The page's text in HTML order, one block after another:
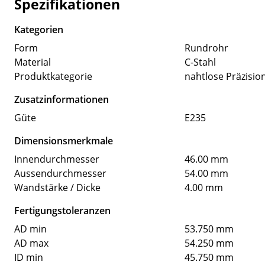
Spezifikationen
Kategorien
Form
Rundrohr
Material
C-Stahl
Produktkategorie
nahtlose
Zusatzinformationen
Güte
E235
Dimensionsmerkmale
Innendurchmesser
46.00 mm
Aussendurchmesser
54.00 mm
Wandstärke / Dicke
4.00 mm
Fertigungstoleranzen
AD min
53.750 mm
AD max
54.250 mm
ID min
45.750 mm